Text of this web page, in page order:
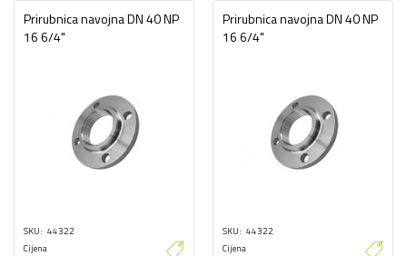
Prirubnica navojna DN 40 NP
16 6/4"
SKU 44322
Cijena
Prirubnica navojna DN 40 NP
16 6/4"
SKU 44322
Cijena